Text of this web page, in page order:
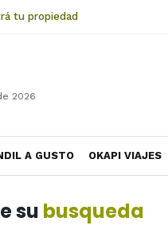
tu propiedad
2026
A GUSTO OKAPI VIAJES
su busqueda